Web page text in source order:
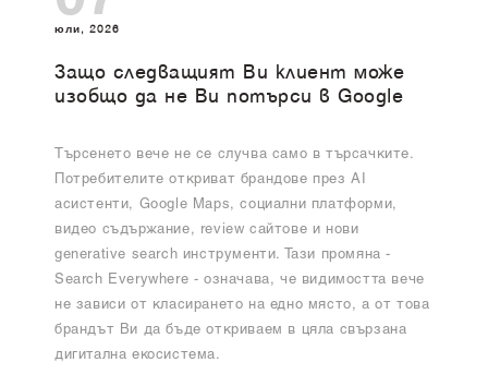
юли, 2026
Защо следващият Ви клиент може
изобщо да не Ви потърси в Google
Търсенето вече не се случва само в търсачките.
Потребителите откриват брандове през AI
асистенти, Google Maps, социални платформи,
видео съдържание, review сайтове и нови
generative search инструменти. Тази промяна -
Search Everywhere - означава, че видимостта вече
не зависи от класирането на едно място, а от това
брандът Ви да бъде откриваем в цяла свързана
дигитална екосистема.